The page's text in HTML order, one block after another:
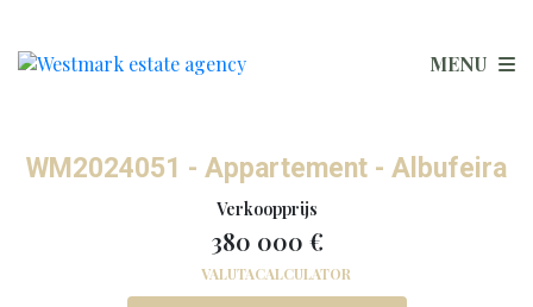
MENU
WM2024051 - Appartement - Albufeira
Verkoopprijs
380 000 €
VALUTACALCULATOR